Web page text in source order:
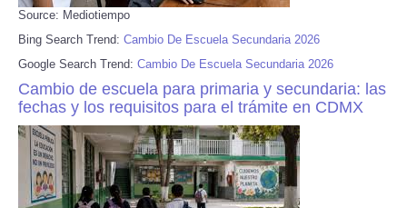
Source: Mediotiempo
Bing Search Trend: Cambio De Escuela Secundaria 2026
Google Search Trend: Cambio De Escuela Secundaria 2026
Cambio de escuela para primaria y secundaria: las
fechas y los requisitos para el trámite en CDMX